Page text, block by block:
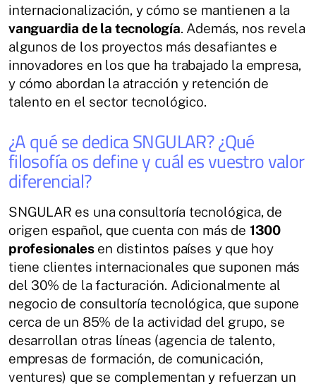
internacionalización, y cómo se mantienen a la
vanguardia de la tecnología. Además, nos revela
algunos de los proyectos más desafiantes e
innovadores en los que ha trabajado la empresa,
y cómo abordan la atracción y retención de
talento en el sector tecnológico.
¿A qué se dedica SNGULAR? ¿Qué
filosofía os define y cuál es vuestro valor
diferencial?
SNGULAR es una consultoría tecnológica, de
origen español, que cuenta con más de 1300
profesionalesen distintos países y que hoy
tiene clientes internacionales que suponen más
del 30% de la facturación. Adicionalmente al
negocio de consultoría tecnológica, que supone
cerca de un 85% de la actividad del grupo, se
desarrollan otras líneas (agencia de talento,
empresas de formación, de comunicación,
ventures) que se complementan y refuerzan un